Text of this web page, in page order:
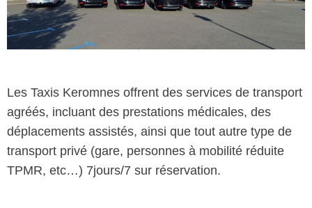
Les Taxis Keromnes offrent des services de transport
agréés, incluant des prestations médicales, des
déplacements assistés, ainsi que tout autre type de
transport privé (gare, personnes à mobilité réduite
TPMR, etc…) 7jours/7 sur réservation.